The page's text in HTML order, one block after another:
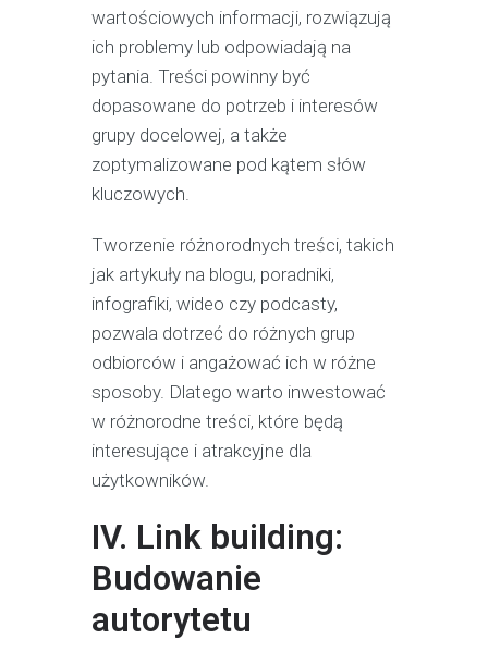
wartościowych informacji, rozwiązują
ich problemy lub odpowiadają na
pytania. Treści powinny być
dopasowane do potrzeb i interesów
grupy docelowej, a także
zoptymalizowane pod kątem słów
kluczowych.
Tworzenie różnorodnych treści, takich
jak artykuły na blogu, poradniki,
infografiki, wideo czy podcasty,
pozwala dotrzeć do różnych grup
odbiorców i angażować ich w różne
sposoby. Dlatego warto inwestować
w różnorodne treści, które będą
interesujące i atrakcyjne dla
użytkowników.
IV. Link building:
Budowanie
autorytetu